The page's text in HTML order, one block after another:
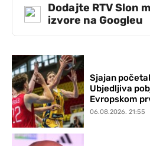
Dodajte RTV Slon
izvore na Googleu
Sjajan
Ubjedljiva
Evropskom
06.08.2026. 21:55